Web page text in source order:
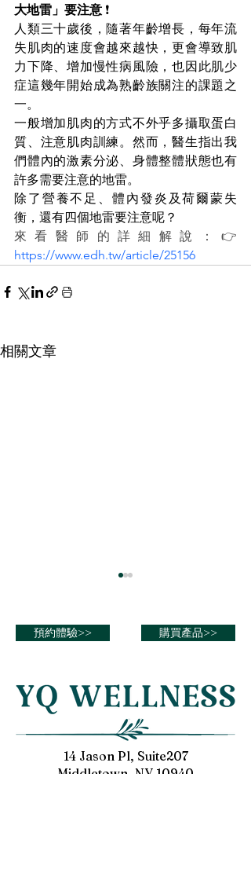
大地雷」要注意 ❗
人類三十歲後，隨著年齡增長，每年流
失肌肉的速度會越來越快，更會導致肌
力下降、增加慢性病風險，也因此肌少
症這幾年開始成為熟齡族關注的課題之
一。
一般增加肌肉的方式不外乎多攝取蛋白
質、注意肌肉訓練。然而，醫生指出我
們體內的激素分泌、身體整體狀態也有
許多需要注意的地雷。
除了營養不足、體內發炎及荷爾蒙失
衡，還有四個地雷要注意呢？
來看醫師的詳細解說：👉
https://www.edh.tw/article/25156
相關文章
怎麼讓皮膚白皙水潤，是許多
宣傳，都可以看到各家保養、
彩妝公司推出各式美白產品，
用各種厲害的術語廣告自家產
品。 想要美白，要對症下藥。
首先，我們該知道「臉是怎麼
預約體驗>> 購買產品>>
14 Jason Pl, Suite207
Middletown, NY 10940